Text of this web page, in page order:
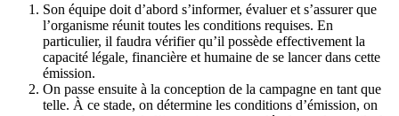
Son équipe doit d’abord s’informer, évaluer et s’assurer que
l’organisme réunit toutes les conditions requises. En
particulier, il faudra vérifier qu’il possède effectivement la
capacité légale, financière et humaine de se lancer dans cette
émission.
On passe ensuite à la conception de la campagne en tant que
telle. À ce stade, on détermine les conditions d’émission, on